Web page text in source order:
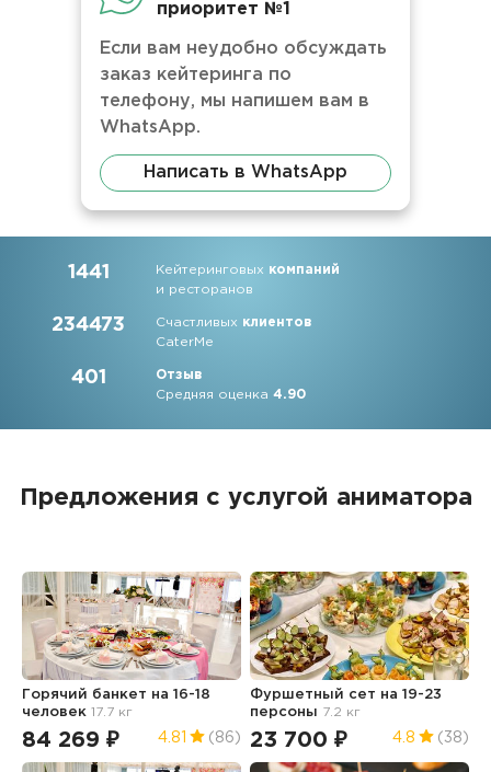
приоритет №1
Если вам неудобно обсуждать
заказ кейтеринга по
телефону, мы напишем вам в
WhatsApp.
Написать в WhatsApp
1441 Кейтеринговых компаний
и ресторанов
234473 Счастливых клиентов
CaterMe
401
Отзыв
Средняя оценка4.90
Предложения с услугой аниматора
Горячий банкет на 16-18
человек17.7 кг
84 269 ₽ 4.81 (86)
Фуршетный сет на 19-23
персоны 7.2 кг
23 700 ₽ 4.8 (38)